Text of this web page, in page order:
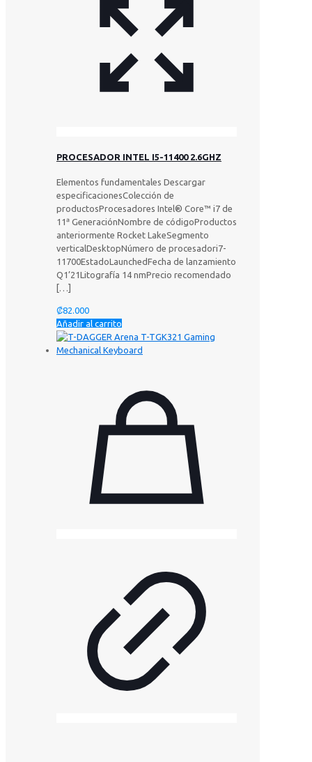
PROCESADOR INTEL I5-11400 2.6GHZ
Elementos fundamentales Descargar
especificacionesColección de
productosProcesadores Intel® Core™ i7 de
11ᵃ GeneraciónNombre de códigoProductos
anteriormente Rocket LakeSegmento
verticalDesktopNúmero de procesadori7-
11700EstadoLaunchedFecha de lanzamiento
Q1’21Litografía 14 nmPrecio recomendado
[…]
₡82.000
Añadir al carrito